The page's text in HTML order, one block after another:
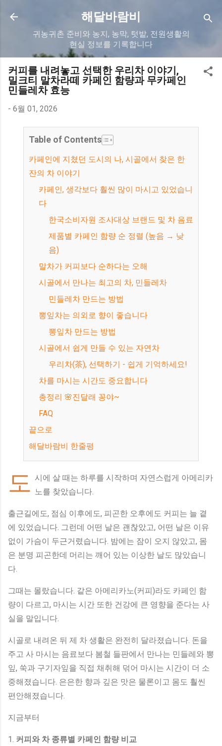
기본 콘텐츠로 건너뛰기
해달바람비
귀농귀촌 준비와 농지, 농막, 텃밭, 전원생활의
현실 정보를 기록합니다
커피를 내려놓고 선택한 우리차 이야기,
밀크티 말차라떼 카페인 함량과 무카페인
민들레차 효능
- 6월 01, 2026
Table of Contents
카페인에 지쳤던 도시의 나, 시골에서 찾은 한
잔의 차 이야기
카페인, 생각보다 훨씬 많이 마시고 있었습니
다
한국소비자원 조사대상 브랜드 및 차 음료
제품별 카페인 함량 순 정렬 (높음 → 낮
음)
말차가 커피보다 순하다는 오해
시골에서 만나는 최고의 차, 민들레차
민들레차 만드는 방법
뽕잎차는 의외로 향이 좋습니다
뽕잎차 만드는 방법
시골에서 쉽게 만들 수 있는 자연차
우리차(茶), 선택하기 - 쉽게 기억하세요!
차를 마시는 시간도 중요합니다
총정리 🌸진달래 꽁야~
FAQ
끝으로
해달바람비 한줄평
도 시에 살 때는 하루를 시작하며 자연스럽게 아메리카
노를 찾았습니다.
출근길에도, 점심 이후에도, 피곤한 오후에도 커피는 늘 곁
에 있었습니다. 그런데 어떤 날은 괜찮았고, 어떤 날은 이유
없이 가슴이 두근거렸습니다. 밤에는 잠이 오지 않았고, 몸
은 분명 피곤한데 머리는 깨어 있는 이상한 날도 많았습니
다.
그때는 몰랐습니다. 같은 아메리카노(커피)라도 카페인 함
량이 다르고, 마시는 시간 또한 건강에 큰 영향을 준다는 사
실을 말입니다.
시골로 내려온 뒤 제 차 생활은 완전히 달라졌습니다. 돈을
주고 사 마시는 음료보다 봄철 들판에서 만나는 민들레와 뽕
잎, 쑥과 구기자잎을 직접 채취해 덖어 마시는 시간이 더 소
중해졌습니다. 은은한 향과 깊은 맛은 물론이고 몸도 훨씬
편안해졌습니다.
지금부터
1. 커피와 차 종류별 카페인 함량 비교